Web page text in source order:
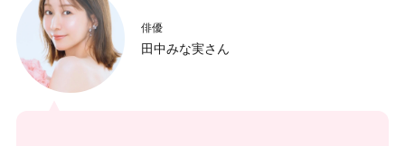
俳優
田中みな実さん